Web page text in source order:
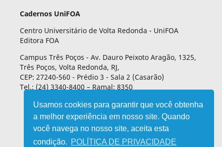
Usamos cookies para garantir que você obtenha
a melhor experiência em nosso site. Quando
você navega no nosso site, aceita esta
condição. POLÍTICA DE PRIVACIDADE
Cadernos UniFOA
Centro Universitário de Volta Redonda - UniFOA
Editora FOA
Campus Três Poços - Av. Dauro Peixoto Aragão, 1325,
Três Poços, Volta Redonda, RJ,
CEP: 27240-560 - Prédio 3 - Sala 2 (Casarão)
Tel.: (24) 3340-8400 – Ramal: 8350